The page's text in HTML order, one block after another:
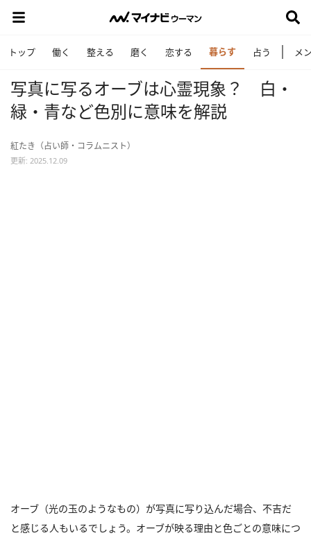
トップ 働く 整える 磨く 恋する 暮らす 占う メ
写真に写るオーブは心霊現象？ 白・
緑・青など色別に意味を解説
紅たき（占い師・コラムニスト）
更新: 2025.12.09
オーブ（光の玉のようなもの）が写真に写り込んだ場合、不吉だ
と感じる人もいるでしょう。オーブが映る理由と色ごとの意味につ